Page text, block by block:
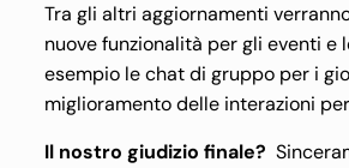
Tra gli altri aggiornamenti
nuove funzionalità per gli eventi e
esempio le chat di gruppo per i
miglioramento delle interazioni
Il nostro giudizio finale?